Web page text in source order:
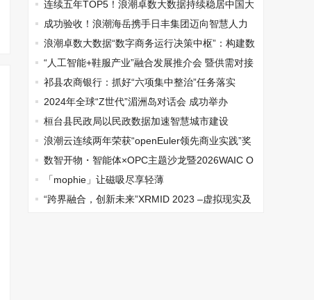
题党日活动
连续五年TOP5！浪潮卓数大数据持续稳居中国大
数据市场领导者象限
成功验收！浪潮海岳携手日丰集团迈向智慧人力
新征程
浪潮卓数大数据“数字商务运行决策中枢”：构建数
字商务发展新格局
“人工智能+鞋服产业”融合发展推介会 暨供需对接
活动成功召开
祁县农商银行：抓好“六项集中整治”任务落实
2024年全球“Z世代”湄洲岛对话会 成功举办
桓台县民政局以民政数据加速智慧城市建设
浪潮云连续两年荣获“openEuler领先商业实践”奖
项数智开物・智能体×OPC主题沙龙暨2026WAIC O
PC挑战赛北京复赛成功举办
「mophie」让磁吸尽享轻薄
“跨界融合，创新未来”XRMID 2023 –虚拟现实及